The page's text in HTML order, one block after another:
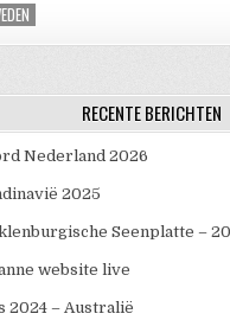
RECENTE BERICHTEN
Nederland 2026
2025
Seenplatte –
website live
2024 – Australië